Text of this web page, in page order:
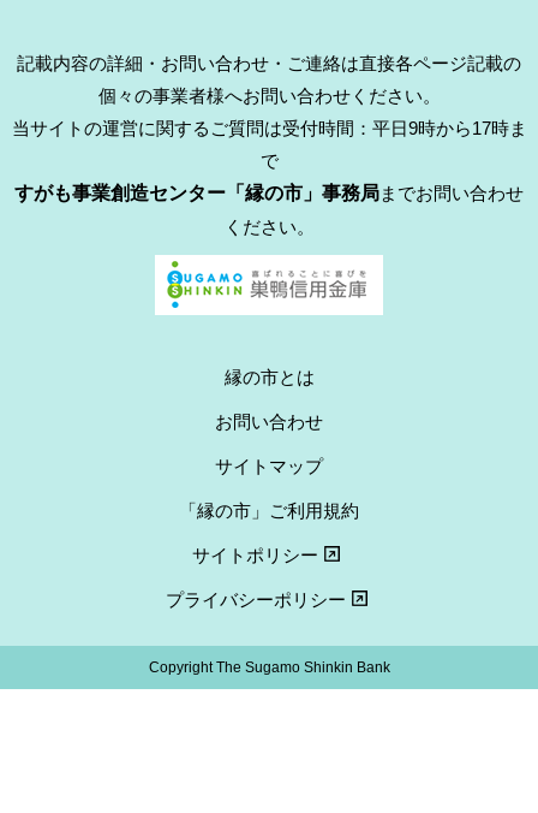
記載内容の詳細・お問い合わせ・ご連絡は直接各ページ記載の
個々の事業者様へお問い合わせください。
当サイトの運営に関するご質問は受付時間：平日9時から17時ま
で
すがも事業創造センター「縁の市」事務局までお問い合わせ
ください。
縁の市とは
お問い合わせ
サイトマップ
「縁の市」ご利用規約
サイトポリシー
プライバシーポリシー
Copyright The Sugamo Shinkin Bank